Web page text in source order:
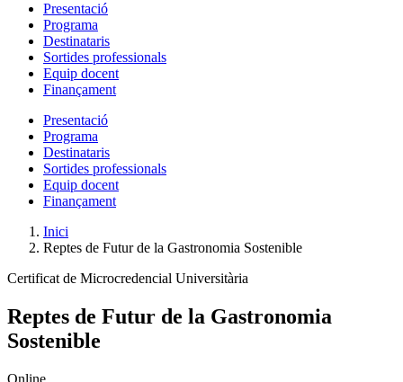
Presentació
Programa
Destinataris
Sortides professionals
Equip docent
Finançament
Presentació
Programa
Destinataris
Sortides professionals
Equip docent
Finançament
Inici
Reptes de Futur de la Gastronomia Sostenible
Certificat de Microcredencial Universitària
Reptes de Futur de la Gastronomia
Sostenible
Online